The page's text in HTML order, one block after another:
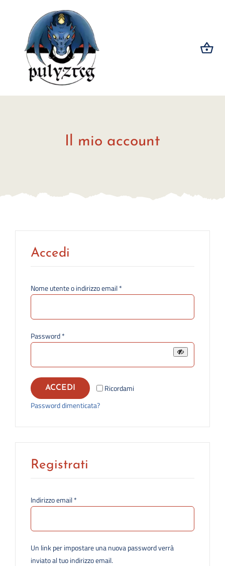
Il mio account
Accedi
Nome utente o indirizzo email*Richiesto
Password*Richiesto
Ricordami
ACCEDI
Password dimenticata?
Registrati
Indirizzo email*Richiesto
Un link per impostare una nuova password verrà
inviato al tuo indirizzo email.